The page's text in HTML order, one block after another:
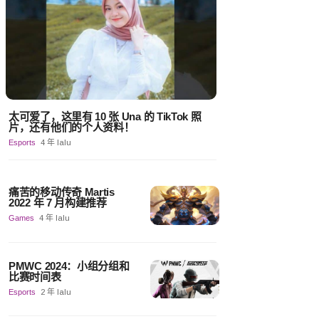
太可爱了，这里有 10 张 Una 的 TikTok 照
片，还有他们的个人资料！
Esports 4 年 lalu
痛苦的移动传奇 Martis
2022 年 7 月构建推荐
Games 4 年 lalu
PMWC 2024：小组分组和
比赛时间表
Esports 2 年 lalu